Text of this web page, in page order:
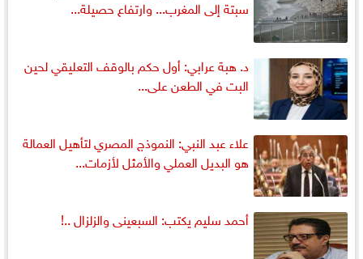
سبتة إلى المغرب... وارتفاع حصيلة...
د. هبة عرابي: أول حكم بالوقف التعليقي لحين
البت في الطعن على...
علاء عبد النبي: النموذج المصري لتأهيل العمالة
هو البديل العملي والأمثل لأزمات...
أحمد سليم يكتب: السبعينى والزلزال ..!